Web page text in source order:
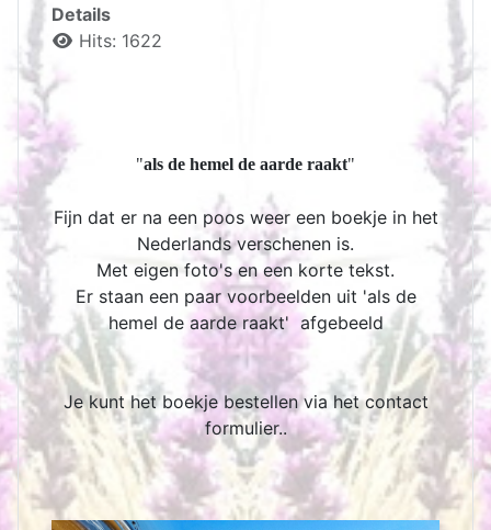
Details
Hits: 1622
"als de hemel de aarde raakt"
Fijn dat er na een poos weer een boekje in het
Nederlands verschenen is.
Met eigen foto's en een korte tekst.
Er staan een paar voorbeelden uit 'als de
hemel de aarde raakt' afgebeeld
Je kunt het boekje bestellen via het contact
formulier..